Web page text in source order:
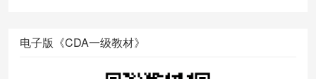
电子版《CDA一级教材》